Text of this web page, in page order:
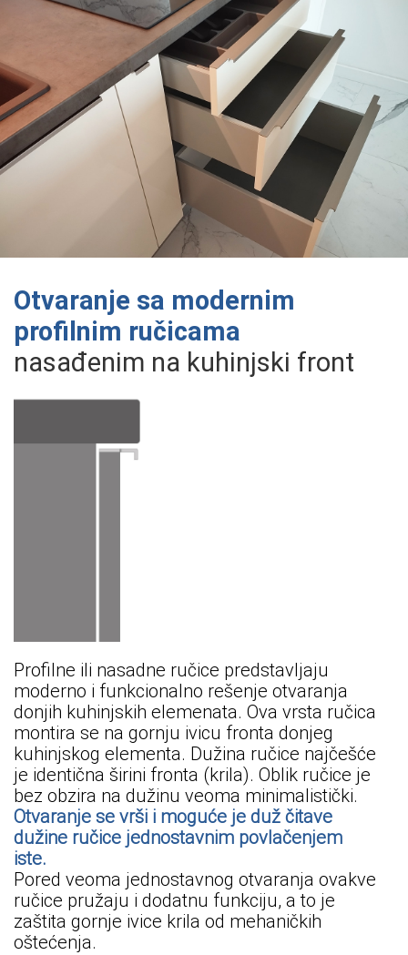
Otvaranje sa modernim
profilnim ručicama
nasađenim na kuhinjski front
Profilne ili nasadne ručice predstavljaju
moderno i funkcionalno rešenje otvaranja
donjih kuhinjskih elemenata. Ova vrsta ručica
montira se na gornju ivicu fronta donjeg
kuhinjskog elementa. Dužina ručice najčešće
je identična širini fronta (krila). Oblik ručice je
bez obzira na dužinu veoma minimalistički.
Otvaranje se vrši i moguće je duž čitave
dužine ručice jednostavnim povlačenjem
iste.
Pored veoma jednostavnog otvaranja ovakve
ručice pružaju i dodatnu funkciju, a to je
zaštita gornje ivice krila od mehaničkih
oštećenja.